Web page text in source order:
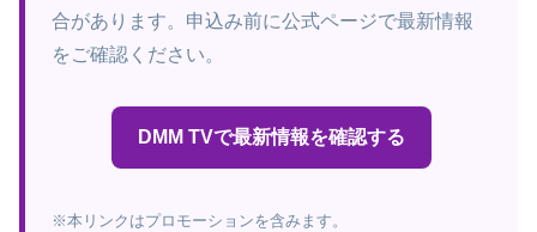
合があります。申込み前に公式ページで最新情報
をご確認ください。
DMM TVで最新情報を確認する
※本リンクはプロモーションを含みます。